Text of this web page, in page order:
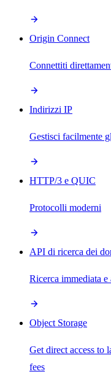
Origin Connect
Connettiti
Indirizzi IP
Gestisci facilmente
HTTP/3 e QUIC
Protocolli moderni
API di ricerca dei
Ricerca immediata
Object Storage
Get direct access to
fees